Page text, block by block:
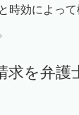
時効によっ
求を弁護